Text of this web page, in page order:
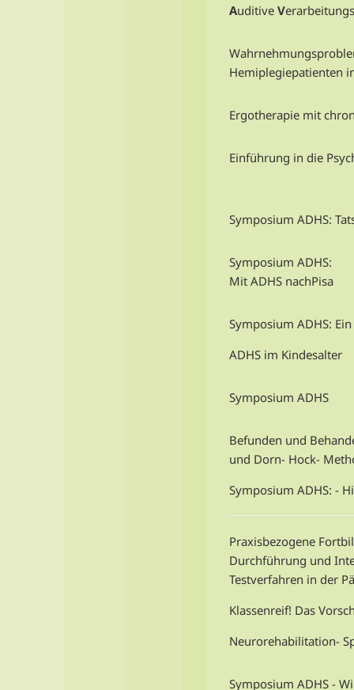
Auditive V
Hemiplegiepatienten
Ergotherapie mit
Einführung in die
Symposium ADHS:
Symposium ADHS:
Mit ADHS nachPisa
Symposium ADHS:
ADHS im Kindesalter
Symposium ADHS
Befunden und
und Dorn- Hock-
Symposium ADHS: -
Praxisbezogene
Durchführung und
Testverfahren in der
Klassenreif! Das
Neurorehabilitation-
Symposium ADHS -